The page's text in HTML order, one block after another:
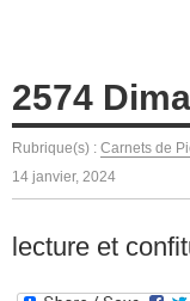
2574
Rubrique(s) : Carnets de
14 janvier, 2024
lecture et